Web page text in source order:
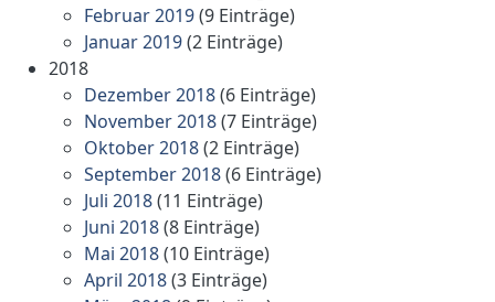
Februar 2019(9 Einträge)
Januar 2019(2 Einträge)
2018
Dezember 2018(6 Einträge)
November 2018(7 Einträge)
Oktober 2018(2 Einträge)
September 2018(6 Einträge)
Juli 2018(11 Einträge)
Juni 2018(8 Einträge)
Mai 2018(10 Einträge)
April 2018(3 Einträge)